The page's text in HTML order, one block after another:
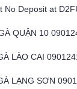
No Deposit at
QUẬN 10
LÀO CAI
LẠNG SƠN